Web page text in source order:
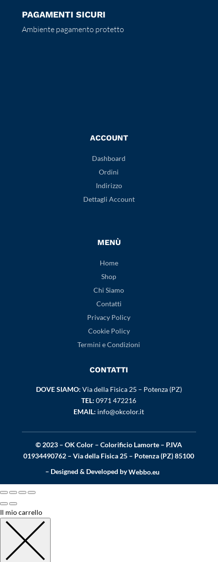
PAGAMENTI SICURI
Ambiente pagamento protetto
ACCOUNT
Dashboard
Ordini
Indirizzo
Dettagli Account
MENÙ
Home
Shop
Chi Siamo
Contatti
Privacy Policy
Cookie Policy
Termini e Condizioni
CONTATTI
DOVE SIAMO: Via della Fisica 25 – Potenza (PZ)
TEL: 0971 472216
EMAIL: info@okcolor.it
© 2023 – OK Color – Colorificio Lamorte – P.IVA
01934490762 – Via della Fisica 25 – Potenza (PZ) 85100
– Designed & Developed byWebbo.eu
Il mio carrello